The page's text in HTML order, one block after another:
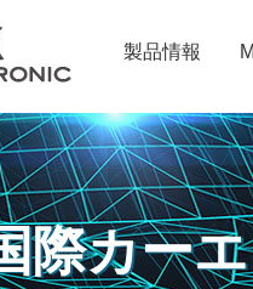
製品情報
際カー